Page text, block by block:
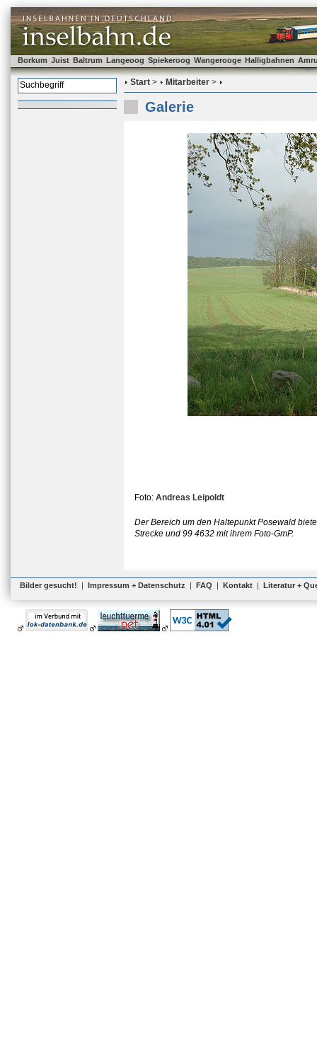
Borkum Juist Baltrum Langeoog Spiekeroog Wangerooge Halligbahnen
Start > Mitarbeiter >
Galerie
Foto: Andreas Leipoldt
Der Bereich um den Haltepunkt Posewald
Strecke und 99 4632 mit ihrem Foto-GmP.
Bilder gesucht! | Impressum + Datenschutz | FAQ | Kontakt | Literatur +